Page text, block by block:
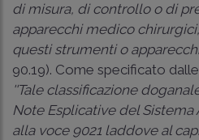
di misura, di controllo o di
apparecchi medico
questi strumenti o
90.19). Come specificato
''Tale classificazione
Note Esplicative del
alla voce 9021 laddove al